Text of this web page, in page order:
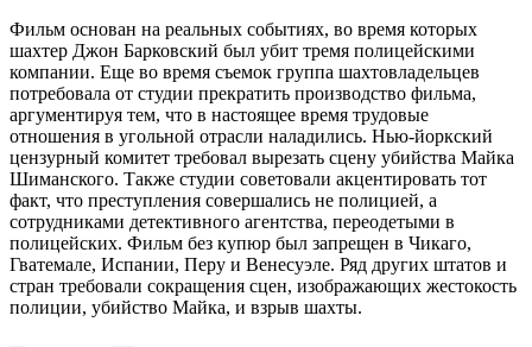
Фильм основан на реальных событиях, во время которых
шахтер Джон Барковский был убит тремя полицейскими
компании. Еще во время съемок группа шахтовладельцев
потребовала от студии прекратить производство фильма,
аргументируя тем, что в настоящее время трудовые
отношения в угольной отрасли наладились. Нью-йоркский
цензурный комитет требовал вырезать сцену убийства Майка
Шиманского. Также студии советовали акцентировать тот
факт, что преступления совершались не полицией, а
сотрудниками детективного агентства, переодетыми в
полицейских. Фильм без купюр был запрещен в Чикаго,
Гватемале, Испании, Перу и Венесуэле. Ряд других штатов и
стран требовали сокращения сцен, изображающих жестокость
полиции, убийство Майка, и взрыв шахты.